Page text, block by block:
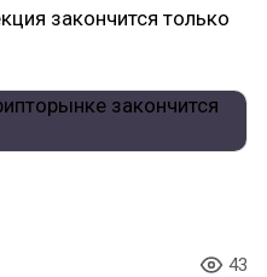
закончится только
43